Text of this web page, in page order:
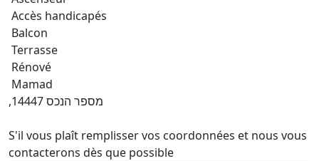
Accès handicapés
Balcon
Terrasse
Rénové
Mamad
,מספר הנכס 14447
S'il vous plaît remplisser vos coordonnées et nous vous
contacterons dès que possible